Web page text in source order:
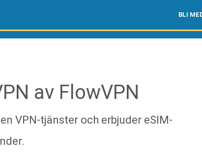
BLI
av FlowVPN
VPN-tjänster och erbjuder eSIM-